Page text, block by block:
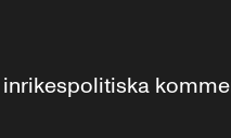
inrikespolitiska